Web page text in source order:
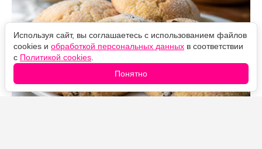
Используя сайт, вы соглашаетесь с использованием файлов
cookies и обработкой персональных данных в соответствии
с Политикой cookies
Понятно